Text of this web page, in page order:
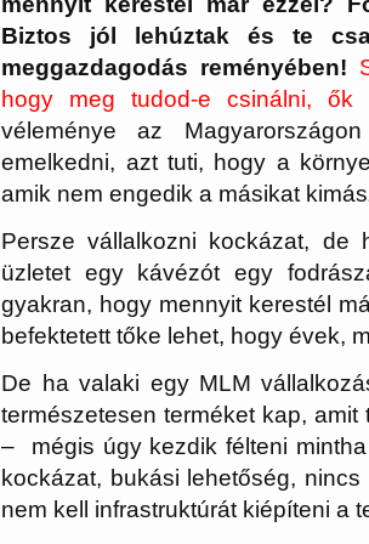
Biztos jól lehúztak és te
meggazdagodás reményében!
hogy meg tudod-e csinálni,
véleménye az
emelkedni, azt tuti, hogy a
amik nem engedik a másikat
Persze vállalkozni kockázat, de
üzletet egy kávézót egy
gyakran, hogy mennyit kerestél
befektetett tőke lehet, hogy évek,
De ha valaki egy MLM
természetesen terméket kap,
– mégis úgy kezdik félteni
kockázat, bukási lehetőség,
nem kell infrastruktúrát kiépíteni a